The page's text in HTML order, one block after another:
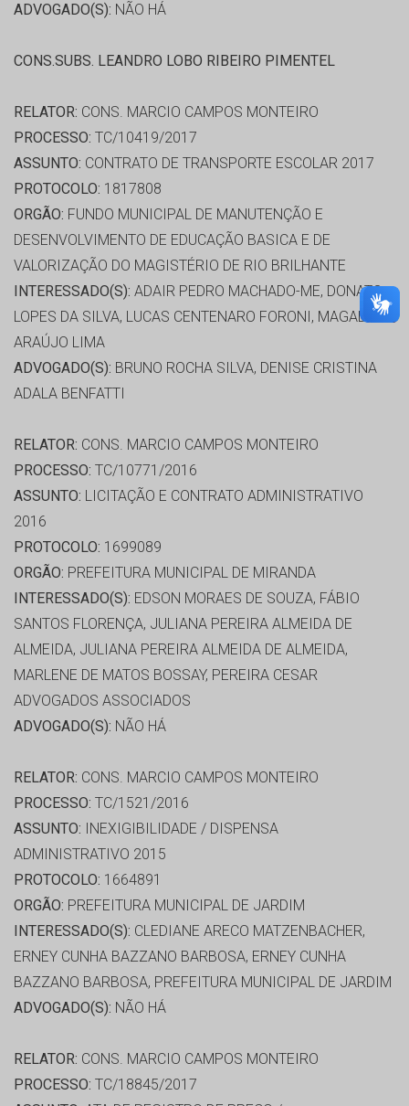
ADVOGADO(S): NÃO HÁ
CONS.SUBS. LEANDRO LOBO RIBEIRO PIMENTEL
RELATOR: CONS. MARCIO CAMPOS MONTEIRO
PROCESSO: TC/10419/2017
ASSUNTO: CONTRATO DE TRANSPORTE ESCOLAR 2017
PROTOCOLO: 1817808
ORGÃO: FUNDO MUNICIPAL DE MANUTENÇÃO E
DESENVOLVIMENTO DE EDUCAÇÃO BASICA E DE
VALORIZAÇÃO DO MAGISTÉRIO DE RIO BRILHANTE
INTERESSADO(S): ADAIR PEDRO MACHADO-ME, DONATO
LOPES DA SILVA, LUCAS CENTENARO FORONI, MAGALI DE
ARAÚJO LIMA
ADVOGADO(S): BRUNO ROCHA SILVA, DENISE CRISTINA
ADALA BENFATTI
RELATOR: CONS. MARCIO CAMPOS MONTEIRO
PROCESSO: TC/10771/2016
ASSUNTO: LICITAÇÃO E CONTRATO ADMINISTRATIVO
2016
PROTOCOLO: 1699089
ORGÃO: PREFEITURA MUNICIPAL DE MIRANDA
INTERESSADO(S): EDSON MORAES DE SOUZA, FÁBIO
SANTOS FLORENÇA, JULIANA PEREIRA ALMEIDA DE
ALMEIDA, JULIANA PEREIRA ALMEIDA DE ALMEIDA,
MARLENE DE MATOS BOSSAY, PEREIRA CESAR
ADVOGADOS ASSOCIADOS
ADVOGADO(S): NÃO HÁ
RELATOR: CONS. MARCIO CAMPOS MONTEIRO
PROCESSO: TC/1521/2016
ASSUNTO: INEXIGIBILIDADE / DISPENSA
ADMINISTRATIVO 2015
PROTOCOLO: 1664891
ORGÃO: PREFEITURA MUNICIPAL DE JARDIM
INTERESSADO(S): CLEDIANE ARECO MATZENBACHER,
ERNEY CUNHA BAZZANO BARBOSA, ERNEY CUNHA
BAZZANO BARBOSA, PREFEITURA MUNICIPAL DE JARDIM
ADVOGADO(S): NÃO HÁ
RELATOR: CONS. MARCIO CAMPOS MONTEIRO
PROCESSO: TC/18845/2017